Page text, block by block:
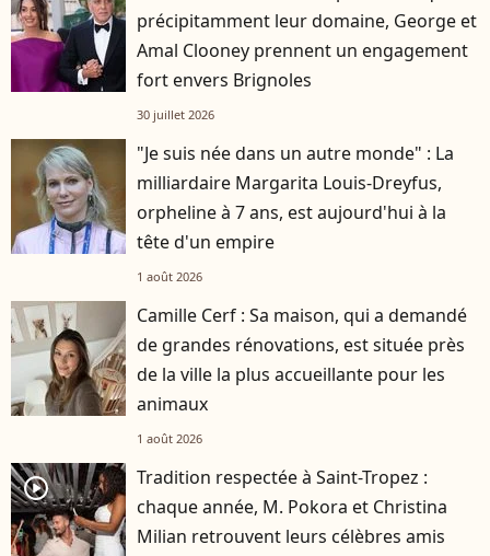
précipitamment leur domaine, George et
Amal Clooney prennent un engagement
fort envers Brignoles
30 juillet 2026
"Je suis née dans un autre monde" : La
milliardaire Margarita Louis-Dreyfus,
orpheline à 7 ans, est aujourd'hui à la
tête d'un empire
1 août 2026
Camille Cerf : Sa maison, qui a demandé
de grandes rénovations, est située près
de la ville la plus accueillante pour les
animaux
1 août 2026
player2
Tradition respectée à Saint-Tropez :
chaque année, M. Pokora et Christina
Milian retrouvent leurs célèbres amis